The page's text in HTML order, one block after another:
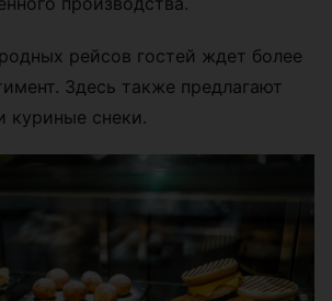
рейсов гостей ждет более
Здесь также предлагают
куриные снеки.